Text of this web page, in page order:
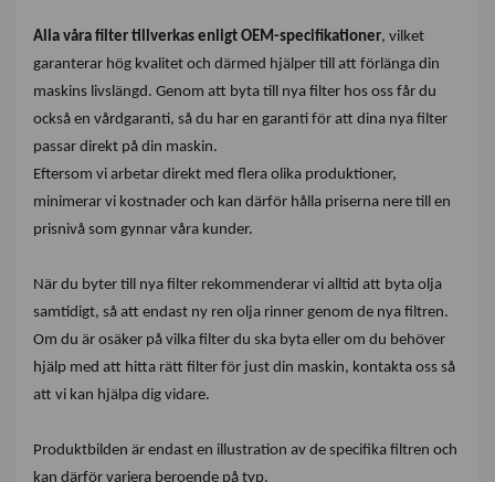
Alla våra filter tillverkas enligt OEM-specifikationer, vilket
garanterar hög kvalitet och därmed hjälper till att förlänga din
maskins livslängd. Genom att byta till nya filter hos oss får du
också en vårdgaranti, så du har en garanti för att dina nya filter
passar direkt på din maskin.
Eftersom vi arbetar direkt med flera olika produktioner,
minimerar vi kostnader och kan därför hålla priserna nere till en
prisnivå som gynnar våra kunder.
När du byter till nya filter rekommenderar vi alltid att byta olja
samtidigt, så att endast ny ren olja rinner genom de nya filtren.
Om du är osäker på vilka filter du ska byta eller om du behöver
hjälp med att hitta rätt filter för just din maskin, kontakta oss så
att vi kan hjälpa dig vidare.
Produktbilden är endast en illustration av de specifika filtren och
kan därför variera beroende på typ.